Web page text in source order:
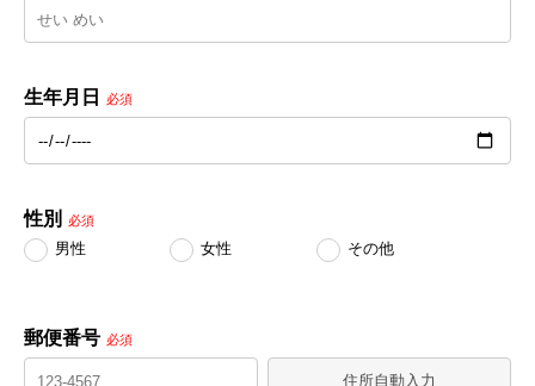
生年月日 必須
性別 必須
男性 女性 その他
郵便番号 必須
住所自動入力